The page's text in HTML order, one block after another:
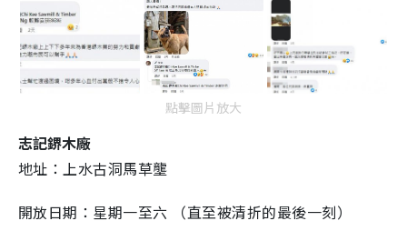
i
點擊圖片放大
志記鎅木廠
地址：上水古洞馬草壟
開放日期：星期一至六 （直至被清折的最後一刻）